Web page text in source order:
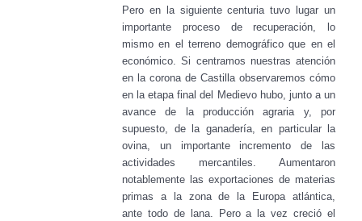
Pero en
la siguiente centuria tuvo lugar un
importante proceso de recuperación,
lo
mismo en el terreno demográfico que en el
económico. Si centramos nuestras atención
en la corona de Castilla observaremos cómo
en la etapa final del Medievo hubo, junto a un
avance de la producción agraria y,
por
supuesto, de la ganadería, en particular la
ovina, un importante
incremento de las
actividades mercantiles. Aumentaron
notablemente las exportaciones de materias
primas a la zona de la Europa atlántica,
ante todo de lana. Pero a la vez creció el